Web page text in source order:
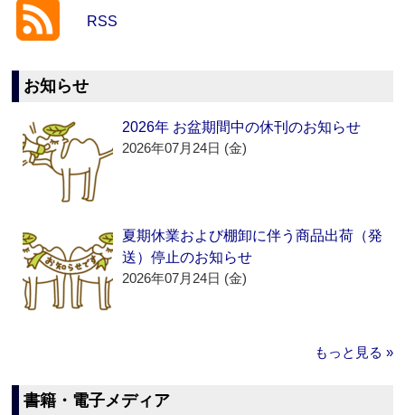
RSS
お知らせ
2026年 お盆期間中の休刊のお知らせ
2026年07月24日 (金)
夏期休業および棚卸に伴う商品出荷（発
送）停止のお知らせ
2026年07月24日 (金)
もっと見る »
書籍・電子メディア